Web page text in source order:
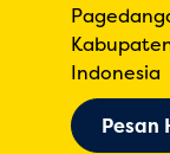
Indonesia
Pesan